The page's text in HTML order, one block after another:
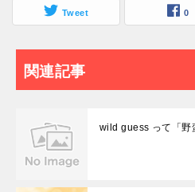
Tweet 0
関連記事
wild guess って「野